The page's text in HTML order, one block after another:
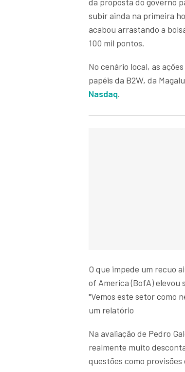
da proposta do governo
subir ainda na primeira
acabou arrastando a
100 mil pontos.
No cenário local, as
papéis da B2W, da
Nasdaq.
O que impede um recuo
of America (BofA) elevou
"Vemos este setor como
um relatório
Na avaliação de Pedro
realmente muito
questões como